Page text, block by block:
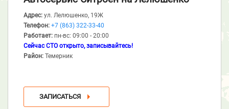
Адрес: ул. Лелюшенко, 19Ж
Телефон: +7 (863) 322-33-40
Работает: пн-вс: 09:00 - 20:00
Сейчас СТО открыто, записывайтесь!
Район: Темерник
ЗАПИСАТЬСЯ